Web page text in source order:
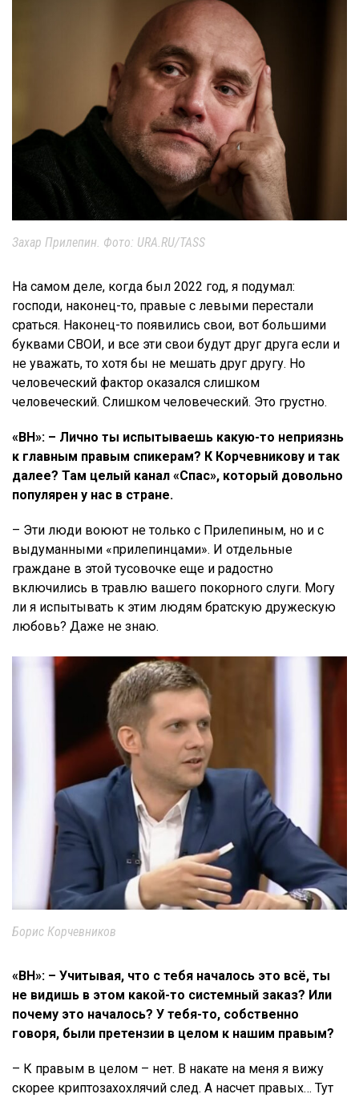
Захар Прилепин. Фото: URA.RU/TASS
На самом деле, когда был 2022 год, я подумал:
господи, наконец-то, правые с левыми перестали
сраться. Наконец-то появились свои, вот большими
буквами СВОИ, и все эти свои будут друг друга если и
не уважать, то хотя бы не мешать друг другу. Но
человеческий фактор оказался слишком
человеческий. Слишком человеческий. Это грустно.
«ВН»: – Лично ты испытываешь какую-то неприязнь
к главным правым спикерам? К Корчевникову и так
далее? Там целый канал «Спас», который довольно
популярен у нас в стране.
– Эти люди воюют не только с Прилепиным, но и с
выдуманными «прилепинцами». И отдельные
граждане в этой тусовочке еще и радостно
включились в травлю вашего покорного слуги. Могу
ли я испытывать к этим людям братскую дружескую
любовь? Даже не знаю.
Борис Корчевников
«ВН»: – Учитывая, что с тебя началось это всё, ты
не видишь в этом какой-то системный заказ? Или
почему это началось? У тебя-то, собственно
говоря, были претензии в целом к нашим правым?
– К правым в целом – нет. В накате на меня я вижу
скорее криптозахохлячий след. А насчет правых… Тут